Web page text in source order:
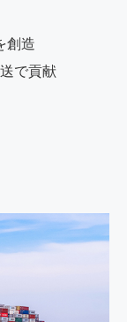
創造
で貢献